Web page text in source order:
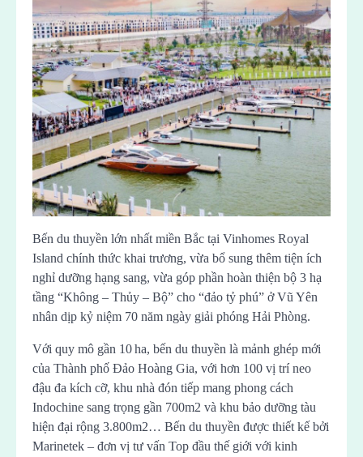
Bến du thuyền lớn nhất miền Bắc tại Vinhomes Royal
Island chính thức khai trương, vừa bổ sung thêm tiện ích
nghỉ dưỡng hạng sang, vừa góp phần hoàn thiện bộ 3 hạ
tầng “Không – Thủy – Bộ” cho “đảo tỷ phú” ở Vũ Yên
nhân dịp kỷ niệm 70 năm ngày giải phóng Hải Phòng.
Với quy mô gần 10 ha, bến du thuyền là mảnh ghép mới
của Thành phố Đảo Hoàng Gia, với hơn 100 vị trí neo
đậu đa kích cỡ, khu nhà đón tiếp mang phong cách
Indochine sang trọng gần 700m2 và khu bảo dưỡng tàu
hiện đại rộng 3.800m2… Bến du thuyền được thiết kế bởi
Marinetek – đơn vị tư vấn Top đầu thế giới với kinh